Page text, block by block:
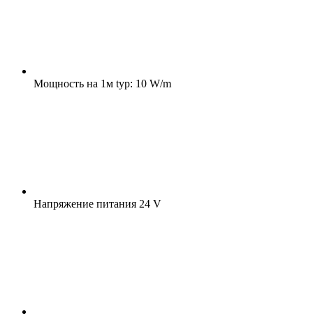
Мощность на 1м typ: 10 W/m
Напряжение питания 24 V